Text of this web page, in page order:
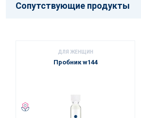
Сопутствующие продукты
ДЛЯ ЖЕНЩИН
Пробник w144